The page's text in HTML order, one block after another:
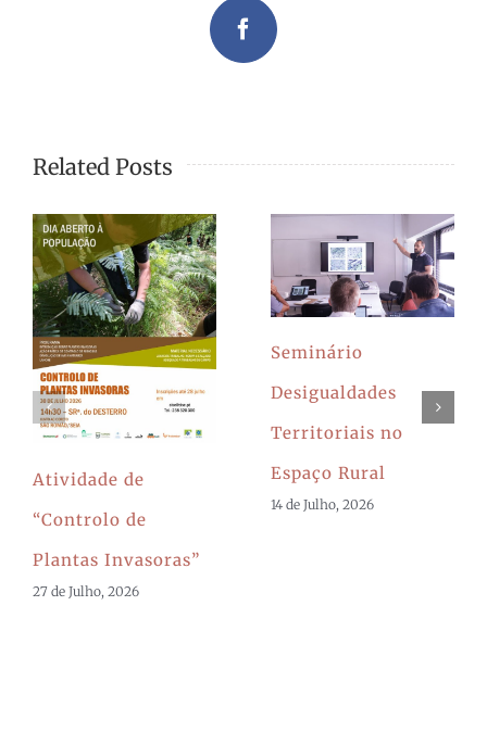
Facebook
Related Posts
Atividade de
“Controlo de
Plantas Invasoras”
27 de Julho, 2026
Seminário
Desigualdades
Territoriais no
Espaço Rural
14 de Julho, 2026